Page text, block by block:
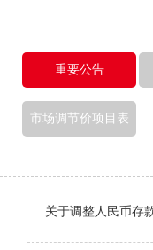
重要公告
市场调节价项目表